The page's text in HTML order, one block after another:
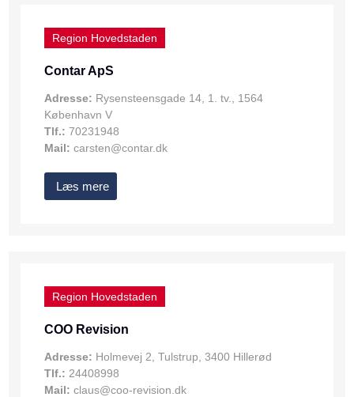
Region Hovedstaden
Contar ApS
Adresse: Rysensteensgade 14, 1. tv., 1564
København V
Tlf.: 70231948
Mail: carsten@contar.dk
Læs mere
Region Hovedstaden
COO Revision
Adresse: Holmevej 2, Tulstrup, 3400 Hillerød
Tlf.: 24408998
Mail: claus@coo-revision.dk